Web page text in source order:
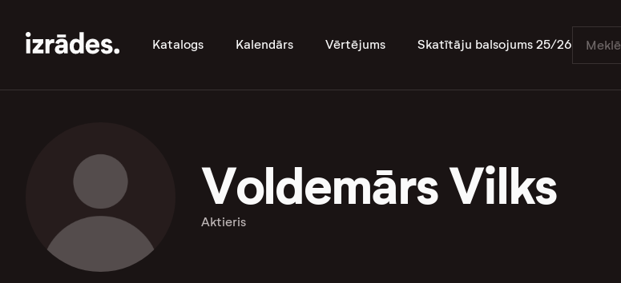
Katalogs Kalendārs Vērtējums Skatītāju balsojums 25/26
Voldemārs Vilks
Aktieris